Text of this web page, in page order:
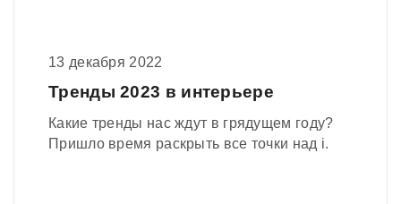
13 декабря 2022
Тренды 2023 в интерьере
Какие тренды нас ждут в грядущем году?
Пришло время раскрыть все точки над i.